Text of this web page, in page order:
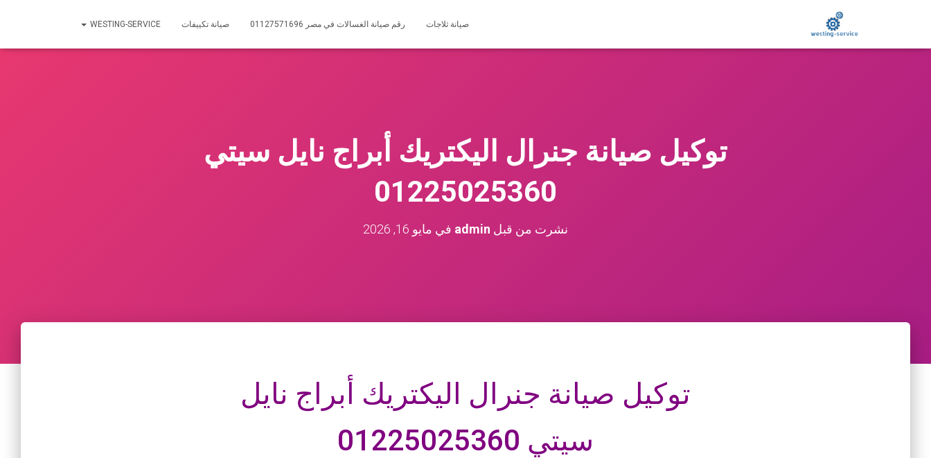
صيانة ثلاجات رقم صيانة الغسالات في مصر 01127571696 صيانة تكييفات WESTING-SERVICE
توكيل صيانة جنرال اليكتريك أبراج نايل سيتي
01225025360
نشرت من قبل admin في مايو 16, 2026
توكيل صيانة جنرال اليكتريك أبراج نايل
سيتي 01225025360